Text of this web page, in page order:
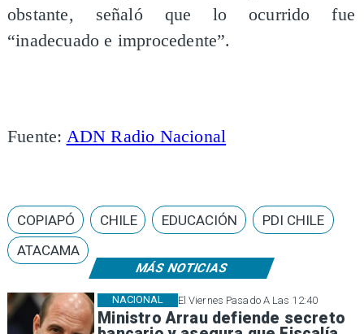
MÁS NOTICIAS
El Viernes Pasado A Las 12:40
Ministro Arrau defiende secreto
NACIONAL
obstante, señaló que lo ocurrido fue
“inadecuado e improcedente”.
Fuente: ADN Radio Nacional
COPIAPÓ CHILE EDUCACIÓN
PDI CHILE
ATACAMA